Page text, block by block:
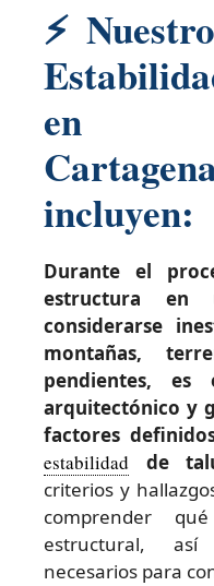
⚡
en
incluyen:
Durante el
estructura en
considerarse
montañas,
pendientes, es
arquitectónico y
factores
estabilidad de
criterios y
comprender
estructural,
necesarios para